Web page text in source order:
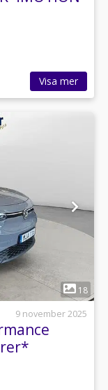
Visa mer
18
9 november 2025